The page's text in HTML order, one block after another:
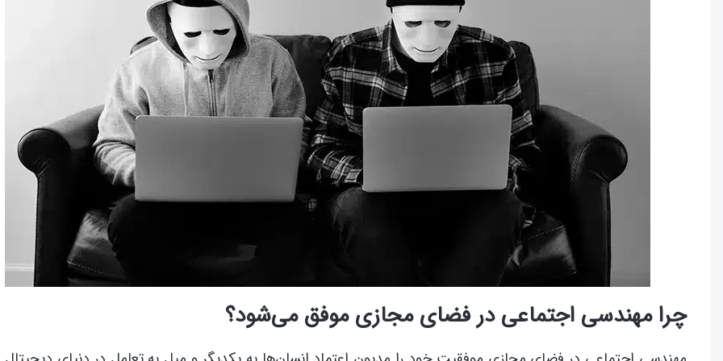
چرا مهندسی اجتماعی در فضای مجازی موفق می‌شود؟